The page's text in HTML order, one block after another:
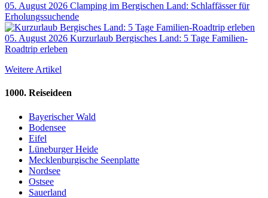
05. August 2026 Clamping im Bergischen Land: Schlaffässer für
Erholungssuchende
05. August 2026 Kurzurlaub Bergisches Land: 5 Tage Familien-
Roadtrip erleben
Weitere Artikel
1000. Reiseideen
Bayerischer Wald
Bodensee
Eifel
Lüneburger Heide
Mecklenburgische Seenplatte
Nordsee
Ostsee
Sauerland